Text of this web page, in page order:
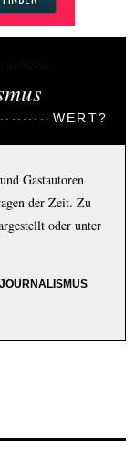
WERT?
Gastautoren
der Zeit. Zu
oder unter